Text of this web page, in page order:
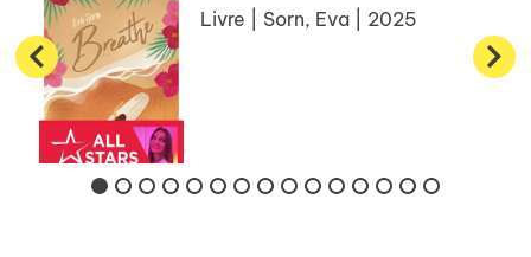
Livre | Sorn, Eva | 2025